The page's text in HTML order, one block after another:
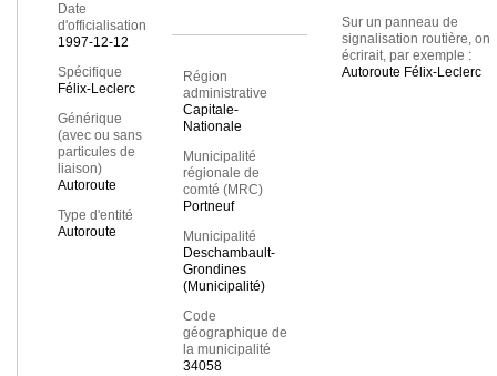
Date
d'officialisation
1997-12-12
Spécifique
Félix-Leclerc
Générique
(avec ou sans
particules de
liaison)
Autoroute
Type d'entité
Autoroute
Région
administrative
Capitale-
Nationale
Municipalité
régionale de
comté (MRC)
Portneuf
Municipalité
Deschambault-
Grondines
(Municipalité)
Code
géographique de
la municipalité
34058
Sur un panneau de
signalisation routière, on
écrirait, par exemple :
Autoroute Félix-Leclerc